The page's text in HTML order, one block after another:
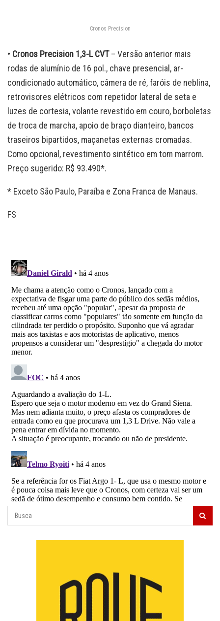
Cronos Precision
• Cronos Precision 1,3-L CVT– Versão anterior mais
rodas de alumínio de 16 pol., chave presencial, ar-
condicionado automático, câmera de ré, faróis de neblina,
retrovisores elétricos com repetidor lateral de seta e
luzes de cortesia, volante revestido em couro, borboletas
de troca de marcha, apoio de braço dianteiro, bancos
traseiros bipartidos, maçanetas externas cromadas.
Como opcional, revestimento sintético em tom marrom.
Preço sugerido: R$ 93.490*.
* Exceto São Paulo, Paraíba e Zona Franca de Manaus.
FS